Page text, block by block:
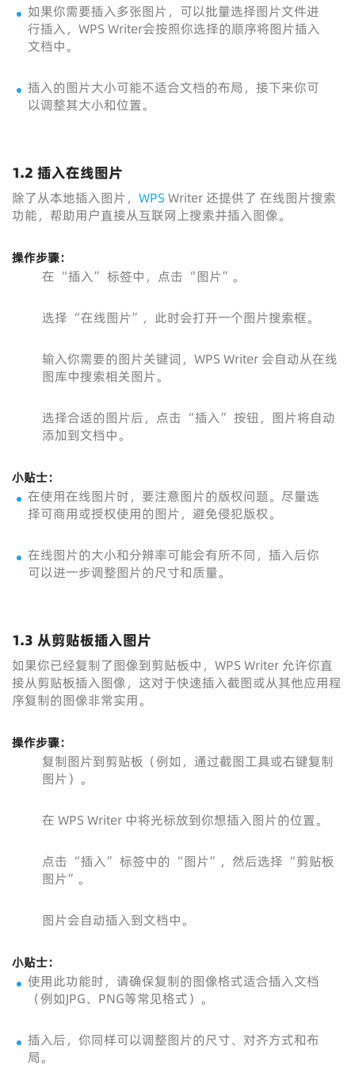
如果你需要插入多张图片，可以批量选择图片文件进
行插入，WPS Writer会按照你选择的顺序将图片插入
文档中。
插入的图片大小可能不适合文档的布局，接下来你可
以调整其大小和位置。
1.2 插入在线图片
除了从本地插入图片， WPS Writer 还提供了 在线图片搜索
功能，帮助用户直接从互联网上搜索并插入图像。
操作步骤：
在 “插入” 标签中，点击 “图片”。
选择 “在线图片”，此时会打开一个图片搜索框。
输入你需要的图片关键词，WPS Writer 会自动从在线
图库中搜索相关图片。
选择合适的图片后，点击 “插入” 按钮，图片将自动
添加到文档中。
小贴士：
在使用在线图片时，要注意图片的版权问题。尽量选
择可商用或授权使用的图片，避免侵犯版权。
在线图片的大小和分辨率可能会有所不同，插入后你
可以进一步调整图片的尺寸和质量。
1.3 从剪贴板插入图片
如果你已经复制了图像到剪贴板中，WPS Writer 允许你直
接从剪贴板插入图像，这对于快速插入截图或从其他应用程
序复制的图像非常实用。
操作步骤：
复制图片到剪贴板（例如，通过截图工具或右键复制
图片）。
在 WPS Writer 中将光标放到你想插入图片的位置。
点击 “插入” 标签中的 “图片”，然后选择 “剪贴板
图片”。
图片会自动插入到文档中。
小贴士：
使用此功能时，请确保复制的图像格式适合插入文档
（例如JPG、PNG等常见格式）。
插入后，你同样可以调整图片的尺寸、对齐方式和布
局。